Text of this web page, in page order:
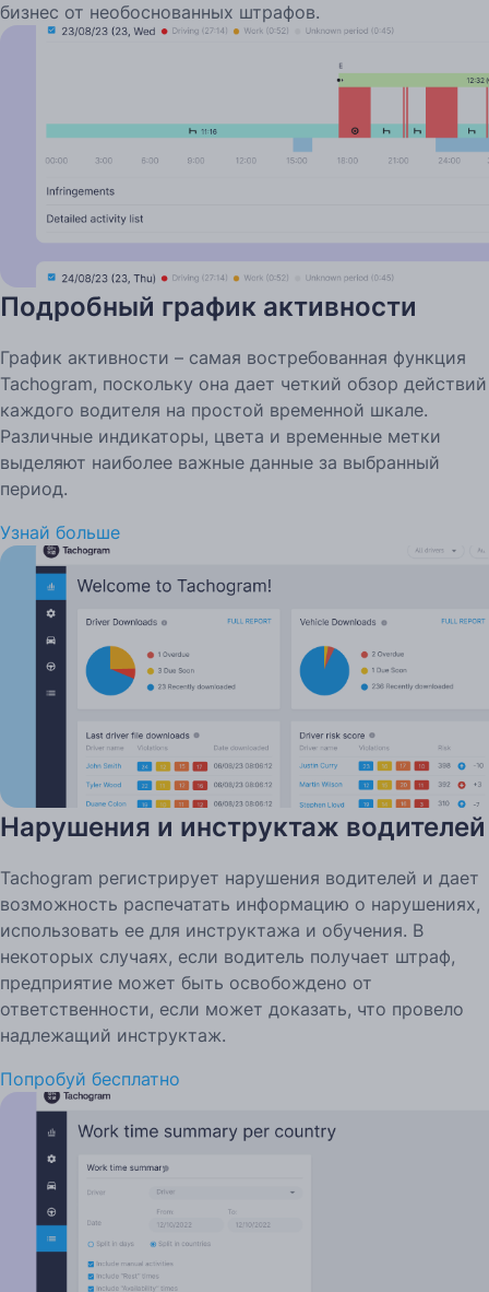
бизнес от необоснованных штрафов.
Подробный график активности
График активности – самая востребованная функция
Tachogram, поскольку она дает четкий обзор действий
каждого водителя на простой временной шкале.
Различные индикаторы, цвета и временные метки
выделяют наиболее важные данные за выбранный
период.
Узнай больше
Нарушения и инструктаж водителей
Tachogram регистрирует нарушения водителей и дает
возможность распечатать информацию о нарушениях,
использовать ее для инструктажа и обучения. В
некоторых случаях, если водитель получает штраф,
предприятие может быть освобождено от
ответственности, если может доказать, что провело
надлежащий инструктаж.
Попробуй бесплатно